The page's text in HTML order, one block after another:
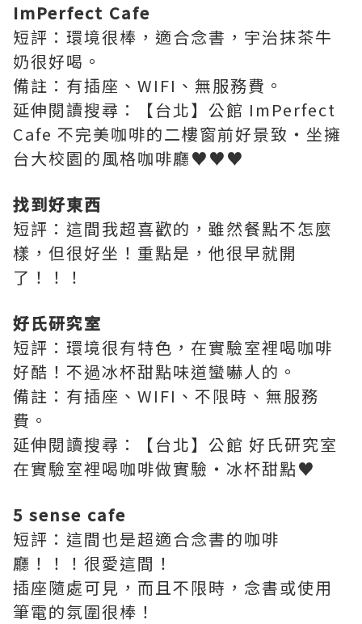
ImPerfect Cafe
短評：環境很棒，適合念書，宇治抹茶牛
奶很好喝。
備註：有插座、WIFI、無服務費。
延伸閱讀搜尋：【台北】公館 ImPerfect
Cafe 不完美咖啡的二樓窗前好景致‧坐擁
台大校園的風格咖啡廳♥♥♥
找到好東西
短評：這間我超喜歡的，雖然餐點不怎麼
樣，但很好坐！重點是，他很早就開
了！！！
好氏研究室
短評：環境很有特色，在實驗室裡喝咖啡
好酷！不過冰杯甜點味道蠻嚇人的。
備註：有插座、WIFI、不限時、無服務
費。
延伸閱讀搜尋：【台北】公館 好氏研究室
在實驗室裡喝咖啡做實驗‧冰杯甜點♥
5 sense cafe
短評：這間也是超適合念書的咖啡
廳！！！很愛這間！
插座隨處可見，而且不限時，念書或使用
筆電的氛圍很棒！